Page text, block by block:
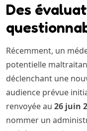
Des
Récemment, un
potentielle
déclenchant une
audience prévue
renvoyée au 26 juin
nommer un